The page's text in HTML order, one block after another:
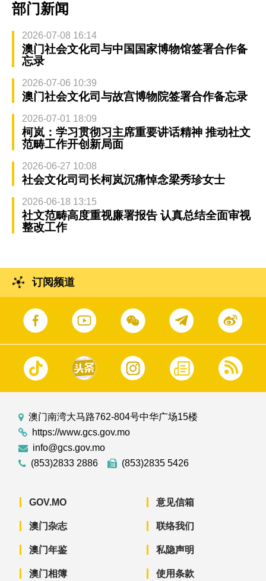
部门新闻
2026-07-08 16:14
澳门社会文化司与中国国家博物馆签署合作备
忘录
2026-07-06 10:39
澳门社会文化司与故宫博物院签署合作备忘录
2026-07-01 18:09
柯岚：学习贯彻习主席重要讲话精神 推动社文
范畴工作开创新局面
2026-06-27 10:08
社会文化司司长柯岚沉痛悼念梁秀珍女士
2026-06-18 13:15
社文范畴高度重视廉署报告 认真总结全面审视
整改工作
订阅频道
澳门南湾大马路762-804号中华广场15楼
https://www.gcs.gov.mo
info@gcs.gov.mo
(853)2833 2886
(853)2835 5426
GOV.MO
澳门杂志
澳门年鉴
澳门相簿
意见信箱
联络我们
私隐声明
使用条款